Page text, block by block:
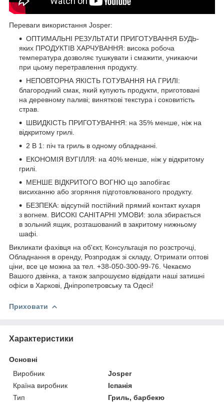
Переваги використання Josper:
ОПТИМАЛЬНІ РЕЗУЛЬТАТИ ПРИГОТУВАННЯ БУДЬ-
яких ПРОДУКТІВ ХАРЧУВАННЯ: висока робоча
температура дозволяє тушкувати і смажити, уникаючи
при цьому перетравлення продукту.
НЕПОВТОРНА ЯКІСТЬ ГОТУВАННЯ НА ГРИЛІ:
благородний смак, який купують продукти, приготовані
на деревному паливі; виняткові текстура і соковитість
страв.
ШВИДКІСТЬ ПРИГОТУВАННЯ: на 35% менше, ніж на
відкритому грилі.
2 В 1: піч та гриль в одному обладнанні.
ЕКОНОМІЯ ВУГІЛЛЯ: на 40% менше, ніж у відкритому
грилі.
МЕНШЕ ВІДКРИТОГО ВОГНЮ що запобігає
висиханню або згоряння підготовлюваного продукту.
БЕЗПЕКА: відсутній постійний прямий контакт кухаря
з вогнем. ВИСОКІ САНІТАРНІ УМОВИ: зола збирається
в зольний ящик, розташований в закритому нижньому
шафі.
Викликати фахівця на об'єкт, Консультація по розстрочці,
Обладнання в оренду, Розпродаж зі складу, Отримати оптові
ціни, все це можна за тел. +38-050-300-99-76. Чекаємо
Вашого дзвінка, а також запрошуємо відвідати наші затишні
офіси в Харкові, Дніпропетровську та Одесі!
Приховати
Характеристики
Основні
Виробник
Josper
Країна виробник
Іспанія
Тип
Гриль, барбекю